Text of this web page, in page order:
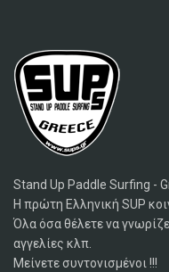
Stand Up Paddle Surfing -
Η πρώτη Ελληνική SUP
Όλα όσα θέλετε να
αγγελίες κλπ.
Μείνετε συντονισμένοι !!!